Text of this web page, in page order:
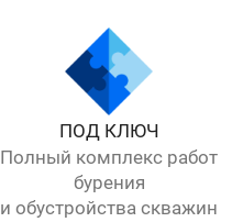
ПОД КЛЮЧ
Полный комплекс работ
бурения
и обустройства скважин